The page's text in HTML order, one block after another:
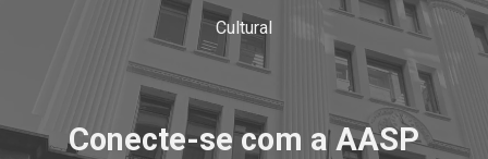
Cultural
Conecte-se com a AASP